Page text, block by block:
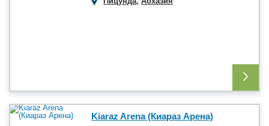
Kiaraz Arena (Киараз Арена)